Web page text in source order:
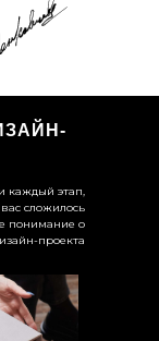
каждый этап,
сложилось
понимание о
проекта